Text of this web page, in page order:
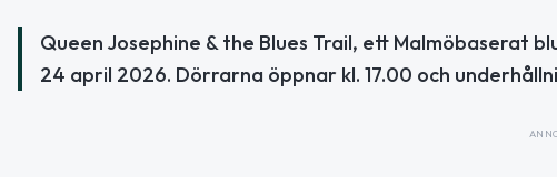
Queen Josephine & the Blues Trail, ett Malmöbaserat
24 april 2026. Dörrarna öppnar kl. 17.00 och